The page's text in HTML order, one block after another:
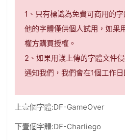
1、只有標識為免費可商用的
他的字體僅供個人試用，如果
權方購買授權。
2、如果用護上傳的字體文件
通知我們，我們會在1個工作
上壹個字體:DF-GameOver
下壹個字體:DF-Charliego